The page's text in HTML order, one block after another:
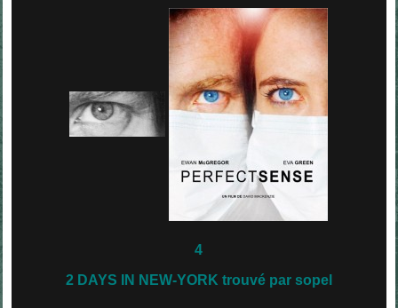
4
2 DAYS IN NEW-YORK trouvé par sopel